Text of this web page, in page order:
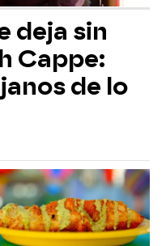
deja sin
Cappe:
de lo